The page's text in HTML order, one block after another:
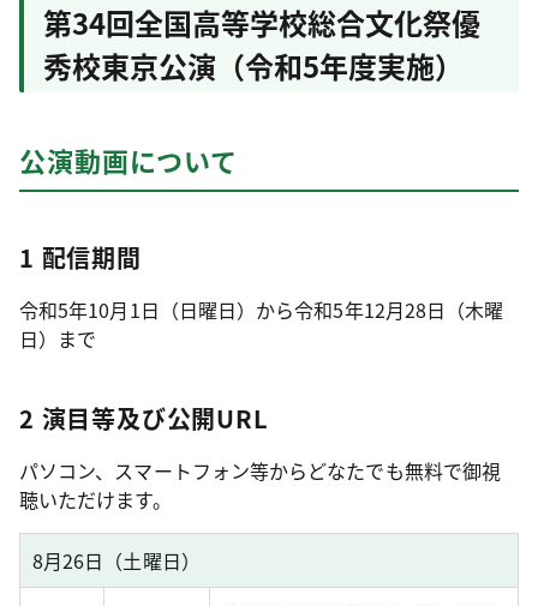
第34回全国高等学校総合文化祭優
秀校東京公演（令和5年度実施）
公演動画について
1 配信期間
令和5年10月1日（日曜日）から令和5年12月28日（木曜
日）まで
2 演目等及び公開URL
パソコン、スマートフォン等からどなたでも無料で御視
聴いただけます。
8月26日（土曜日）